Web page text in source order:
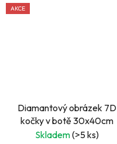
AKCE
Diamantový obrázek 7D
kočky v botě 30x40cm
Skladem(>5 ks)